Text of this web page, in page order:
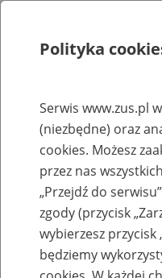
Rejestry, ewidencje i archiwa
Baza
Nazwa zakładu pracy:
Polityka
Serwis www.zus.pl
(niezbędne) oraz
cookies. Możesz
przez nas
„Przejdź do
zgody (przycisk
wybierzesz przycisk
będziemy